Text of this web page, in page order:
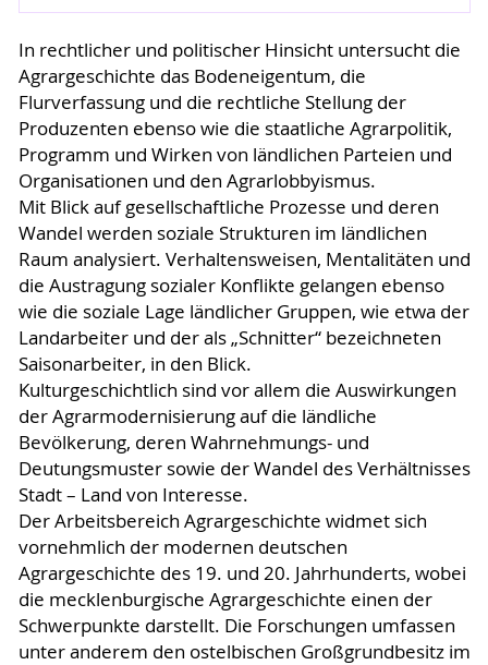
In rechtlicher und politischer Hinsicht untersucht die
Agrargeschichte das Bodeneigentum, die
Flurverfassung und die rechtliche Stellung der
Produzenten ebenso wie die staatliche Agrarpolitik,
Programm und Wirken von ländlichen Parteien und
Organisationen und den Agrarlobbyismus.
Mit Blick auf gesellschaftliche Prozesse und deren
Wandel werden soziale Strukturen im ländlichen
Raum analysiert. Verhaltensweisen, Mentalitäten und
die Austragung sozialer Konflikte gelangen ebenso
wie die soziale Lage ländlicher Gruppen, wie etwa der
Landarbeiter und der als „Schnitter“ bezeichneten
Saisonarbeiter, in den Blick.
Kulturgeschichtlich sind vor allem die Auswirkungen
der Agrarmodernisierung auf die ländliche
Bevölkerung, deren Wahrnehmungs- und
Deutungsmuster sowie der Wandel des Verhältnisses
Stadt – Land von Interesse.
Der Arbeitsbereich Agrargeschichte widmet sich
vornehmlich der modernen deutschen
Agrargeschichte des 19. und 20. Jahrhunderts, wobei
die mecklenburgische Agrargeschichte einen der
Schwerpunkte darstellt. Die Forschungen umfassen
unter anderem den ostelbischen Großgrundbesitz im